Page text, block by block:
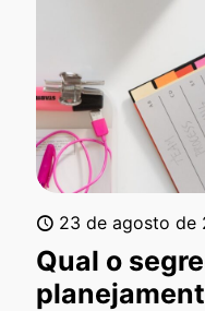
23 de agosto de
Qual o